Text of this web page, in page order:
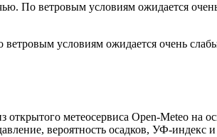
По ветровым условиям ожидается
условиям ожидается очень
метеосервиса Open-Meteo на
вероятность осадков, УФ-индекс